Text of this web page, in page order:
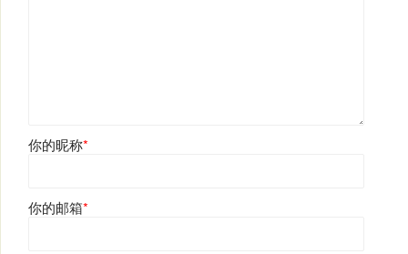
你的昵称*
你的邮箱*